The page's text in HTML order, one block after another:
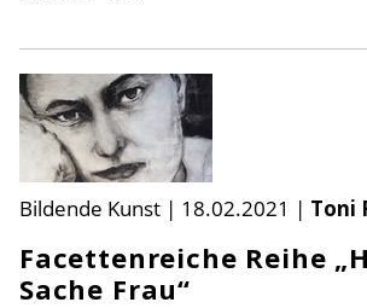
Bildende Kunst | 18.02.2021 | Toni
Facettenreiche Reihe
Sache Frau“